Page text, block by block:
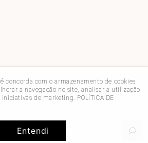
concorda com o armazenamento de cookies
a navegação no site, analisar a utilização
iniciativas de marketing. POLÍTICA DE
Entendi